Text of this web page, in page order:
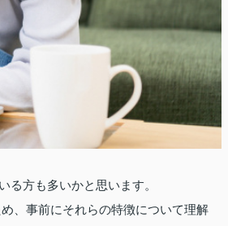
る方も多いかと思います。
、事前にそれらの特徴について理解